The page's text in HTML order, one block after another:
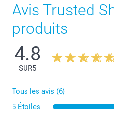
Avis Trusted
produits
4.8
SUR5
Tous les avis (6)
5 Étoiles